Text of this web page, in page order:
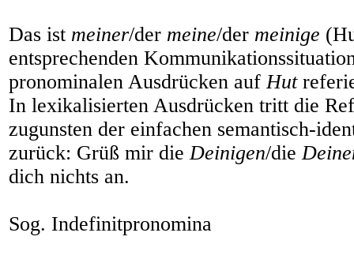
Das ist meiner/der meine/der meinige
entsprechenden
pronominalen Ausdrücken aufHut
In lexikalisierten Ausdrücken tritt die
zugunsten der einfachen semantisch-
zurück: Grüß mir dieDeinigen/die
dich nichts an.
Sog. Indefinitpronomina